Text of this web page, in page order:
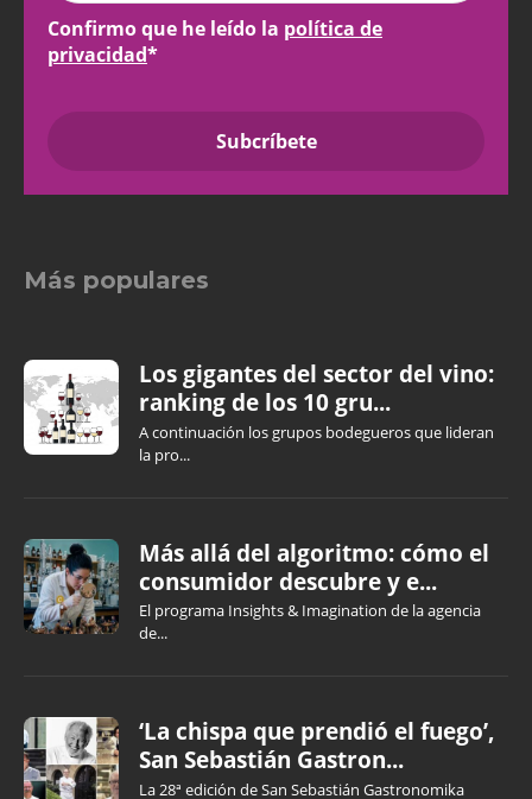
Confirmo que he leído la política de
privacidad*
Más populares
Los gigantes del sector del vino:
ranking de los 10 gru...
A continuación los grupos bodegueros que lideran
la pro...
Más allá del algoritmo: cómo el
consumidor descubre y e...
El programa Insights & Imagination de la agencia
de...
‘La chispa que prendió el fuego’,
San Sebastián Gastron...
La 28ª edición de San Sebastián Gastronomika